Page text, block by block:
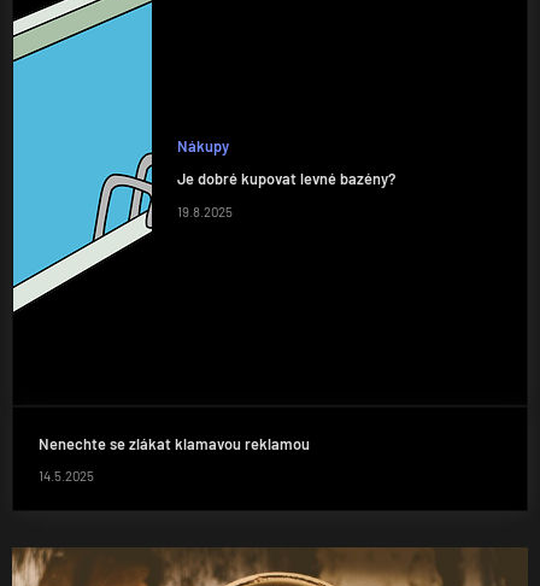
Nákupy
Je dobré kupovat levné bazény?
19.8.2025
Nenechte se zlákat klamavou reklamou
14.5.2025